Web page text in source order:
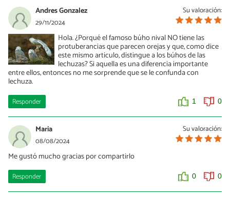
Su valoración:
Andres Gonzalez
29/11/2024
Hola. ¿Porqué el famoso búho nival NO tiene las
protuberancias que parecen orejas y que, como dice
este mismo articulo, distingue a los búhos de las
lechuzas? Si aquella es una diferencia importante
entre ellos, entonces no me sorprende que se le confunda con
lechuza.
Responder 1 0
Su valoración:
Maria
08/08/2024
Me gustó mucho gracias por compartirlo
Responder 0 0